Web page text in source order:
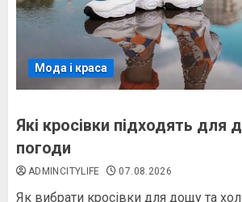
Мода і краса
Які кросівки підходять для
погоди
ADMINCITYLIFE 07.08.2026
Як вибрати кросівки для дощу та